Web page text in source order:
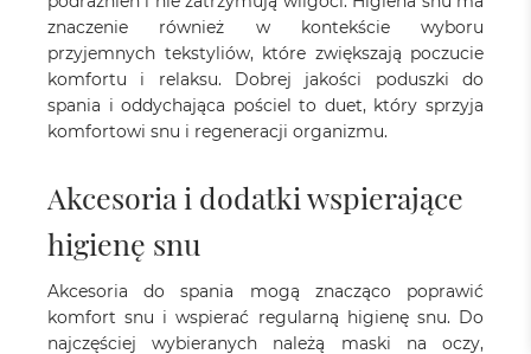
znaczenie również w kontekście wyboru
przyjemnych tekstyliów, które zwiększają poczucie
komfortu i relaksu. Dobrej jakości poduszki do
spania i oddychająca pościel to duet, który sprzyja
komfortowi snu i regeneracji organizmu.
Akcesoria i dodatki wspierające
higienę snu
Akcesoria do spania mogą znacząco poprawić
komfort snu i wspierać regularną higienę snu. Do
najczęściej wybieranych należą maski na oczy,